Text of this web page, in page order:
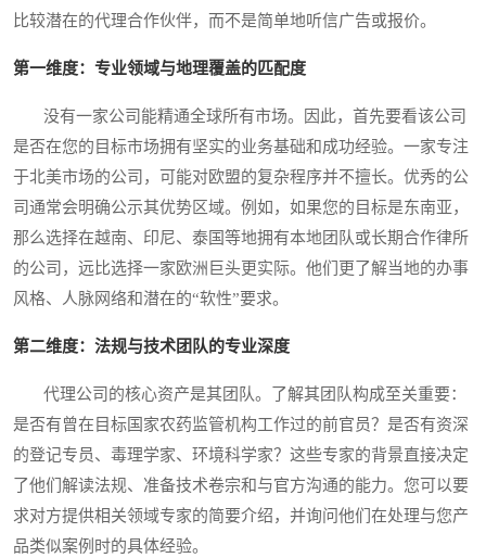
比较潜在的代理合作伙伴，而不是简单地听信广告或报价。
第一维度：专业领域与地理覆盖的匹配度
没有一家公司能精通全球所有市场。因此，首先要看该公司
是否在您的目标市场拥有坚实的业务基础和成功经验。一家专注
于北美市场的公司，可能对欧盟的复杂程序并不擅长。优秀的公
司通常会明确公示其优势区域。例如，如果您的目标是东南亚，
那么选择在越南、印尼、泰国等地拥有本地团队或长期合作律所
的公司，远比选择一家欧洲巨头更实际。他们更了解当地的办事
风格、人脉网络和潜在的“软性”要求。
第二维度：法规与技术团队的专业深度
代理公司的核心资产是其团队。了解其团队构成至关重要：
是否有曾在目标国家农药监管机构工作过的前官员？是否有资深
的登记专员、毒理学家、环境科学家？这些专家的背景直接决定
了他们解读法规、准备技术卷宗和与官方沟通的能力。您可以要
求对方提供相关领域专家的简要介绍，并询问他们在处理与您产
品类似案例时的具体经验。